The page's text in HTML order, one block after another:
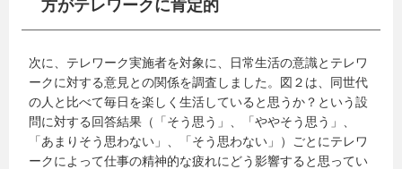
方がテレワークに肯定的
次に、テレワーク実施者を対象に、日常生活の意識とテレワ
ークに対する意見との関係を調査しました。図２は、同世代
の人と比べて毎日を楽しく生活していると思うか？という設
問に対する回答結果（「そう思う」、「ややそう思う」、
「あまりそう思わない」、「そう思わない」）ごとにテレワ
ークによって仕事の精神的な疲れにどう影響すると思ってい